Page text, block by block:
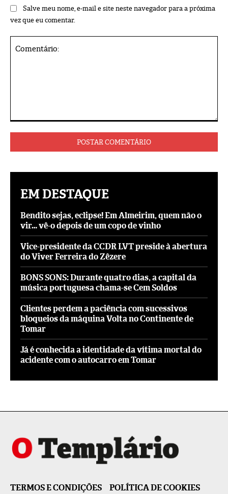
Salve meu nome, e-mail e site neste navegador para a próxima
vez que eu comentar.
EM DESTAQUE
Bendito sejas, eclipse! Em Almeirim, quem não o
vir… vê-o depois de um copo de vinho
Vice-presidente da CCDR LVT preside à abertura
do Viver Ferreira do Zêzere
BONS SONS: Durante quatro dias, a capital da
música portuguesa chama-se Cem Soldos
Clientes perdem a paciência com sucessivos
bloqueios da máquina Volta no Continente de
Tomar
Já é conhecida a identidade da vítima mortal do
acidente com o autocarro em Tomar
TERMOS E CONDIÇÕES
POLÍTICA DE COOKIES